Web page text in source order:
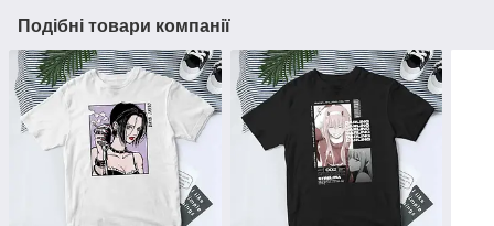
Подібні товари компанії